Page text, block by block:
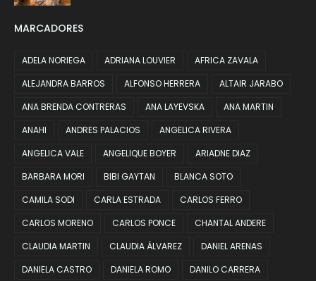
MARCADORES
ADELA NORIEGA ADRIANA LOUVIER
AFRICA ZAVALA
ALEJANDRA BARROS
ALFONSO HERRERA
ALTAIR JARABO
ANA BRENDA CONTRERAS
ANA LAYEVSKA
ANA MARTIN
ANAHI
ANDRES PALACIOS
ANGELICA RIVERA
ANGELICA VALE
ANGELIQUE BOYER
ARIADNE DIAZ
BARBARA MORI
BIBI GAYTAN
BLANCA SOTO
CAMILA SODI
CARLA ESTRADA
CARLOS FERRO
CARLOS MORENO
CARLOS PONCE
CHANTAL ANDERE
CLAUDIA MARTIN
CLAUDIA ÁLVAREZ
DANIEL ARENAS
DANIELA CASTRO
DANIELA ROMO
DANILO CARRERA